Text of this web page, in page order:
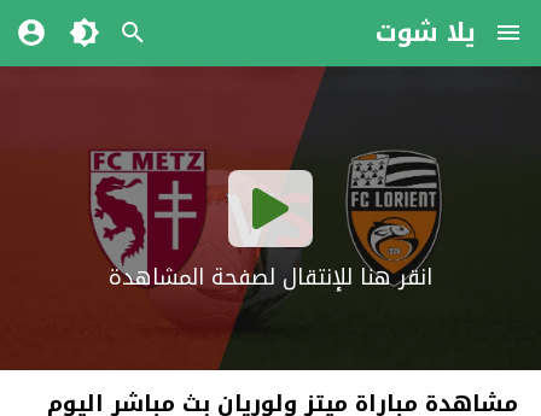
يلا شوت
انقر هنا للإنتقال لصفحة المشاهدة
مشاهدة مباراة ميتز ولوريان بث مباشر اليوم